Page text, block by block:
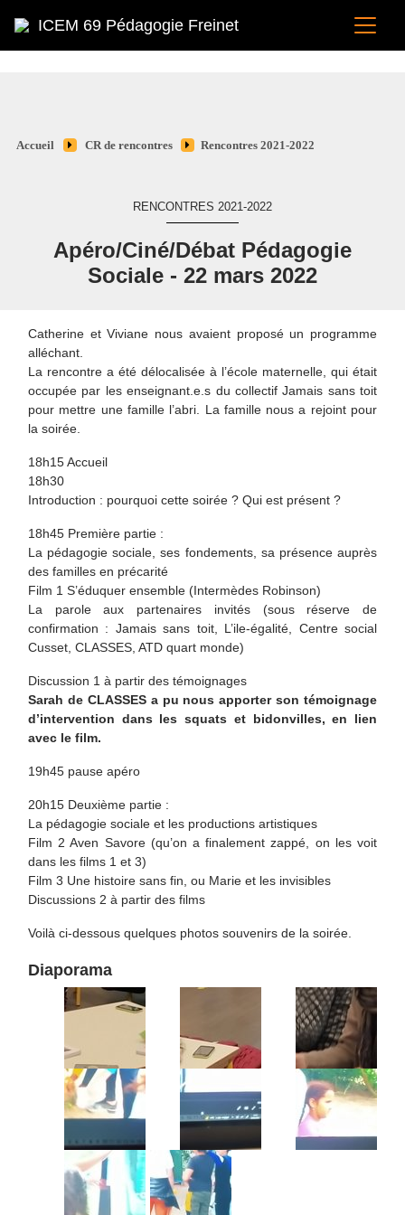
ICEM 69 Pédagogie Freinet
Accueil CR de rencontres Rencontres 2021-2022
RENCONTRES 2021-2022
Apéro/Ciné/Débat Pédagogie
Sociale - 22 mars 2022
Catherine et Viviane nous avaient proposé un programme
alléchant.
La rencontre a été délocalisée à l’école maternelle, qui était
occupée par les enseignant.e.s du collectif Jamais sans toit
pour mettre une famille l’abri. La famille nous a rejoint pour
la soirée.
18h15 Accueil
18h30
Introduction : pourquoi cette soirée ? Qui est présent ?
18h45 Première partie :
La pédagogie sociale, ses fondements, sa présence auprès
des familles en précarité
Film 1 S’éduquer ensemble (Intermèdes Robinson)
La parole aux partenaires invités (sous réserve de
confirmation : Jamais sans toit, L’ile-égalité, Centre social
Cusset, CLASSES, ATD quart monde)
Discussion 1 à partir des témoignages
Sarah de CLASSES a pu nous apporter son témoignage
d’intervention dans les squats et bidonvilles, en lien
avec le film.
19h45 pause apéro
20h15 Deuxième partie :
La pédagogie sociale et les productions artistiques
Film 2 Aven Savore (qu’on a finalement zappé, on les voit
dans les films 1 et 3)
Film 3 Une histoire sans fin, ou Marie et les invisibles
Discussions 2 à partir des films
Voilà ci-dessous quelques photos souvenirs de la soirée.
Diaporama